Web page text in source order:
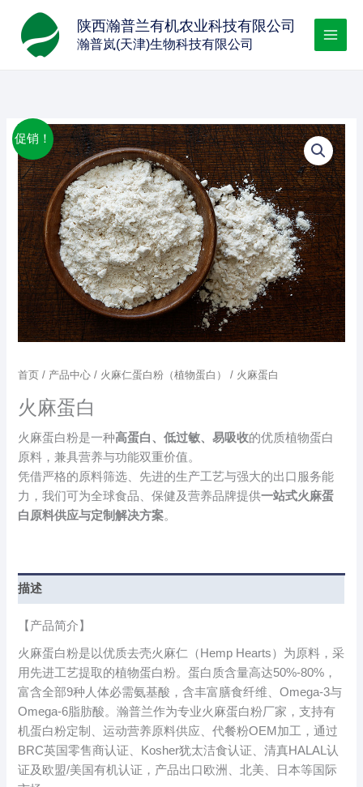
陕西瀚普兰有机农业科技有限公司
瀚普岚(天津)生物科技有限公司
促销！
首页 / 产品中心 / 火麻仁蛋白粉（植物蛋白） / 火麻蛋白
火麻蛋白
火麻蛋白粉是一种高蛋白、低过敏、易吸收的优质植物蛋白
原料，兼具营养与功能双重价值。
凭借严格的原料筛选、先进的生产工艺与强大的出口服务能
力，我们可为全球食品、保健及营养品牌提供一站式火麻蛋
白原料供应与定制解决方案。
描述
【产品简介】
火麻蛋白粉是以优质去壳火麻仁（Hemp Hearts）为原料，采
用先进工艺提取的植物蛋白粉。蛋白质含量高达50%-80%，
富含全部9种人体必需氨基酸，含丰富膳食纤维、Omega-3与
Omega-6脂肪酸。瀚普兰作为专业火麻蛋白粉厂家，支持有
机蛋白粉定制、运动营养原料供应、代餐粉OEM加工，通过
BRC英国零售商认证、Kosher犹太洁食认证、清真HALAL认
证及欧盟/美国有机认证，产品出口欧洲、北美、日本等国际